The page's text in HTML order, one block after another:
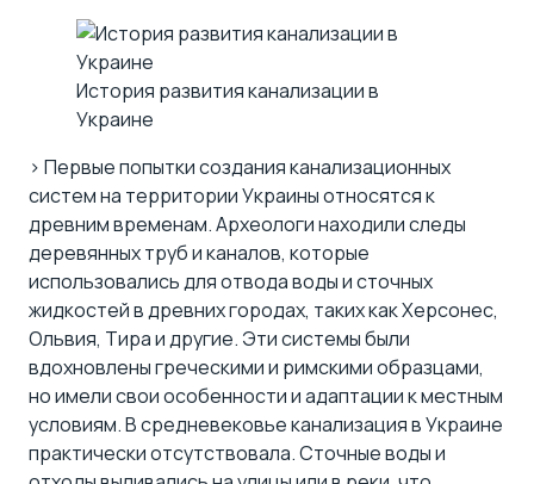
История развития канализации в
Украине
> Первые попытки создания канализационных
систем на территории Украины относятся к
древним временам. Археологи находили следы
деревянных труб и каналов, которые
использовались для отвода воды и сточных
жидкостей в древних городах, таких как Херсонес,
Ольвия, Тира и другие. Эти системы были
вдохновлены греческими и римскими образцами,
но имели свои особенности и адаптации к местным
условиям. В средневековье канализация в Украине
практически отсутствовала. Сточные воды и